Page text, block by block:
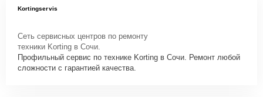
Kortingservis
Сеть сервисных центров по ремонту
техники Korting в Сочи.
Профильный сервис по технике Korting в Сочи. Ремонт любой
сложности с гарантией качества.